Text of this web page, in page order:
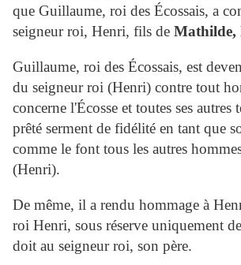
que Guillaume, roi des Écossais, a
seigneur roi, Henri, fils de Mathilde,
Guillaume, roi des Écossais, est
du seigneur roi (Henri) contre tout
concerne l'Écosse et toutes ses autres
prêté serment de fidélité en tant que
comme le font tous les autres
(Henri).
De même, il a rendu hommage à
roi Henri, sous réserve uniquement
doit au seigneur roi, son père.